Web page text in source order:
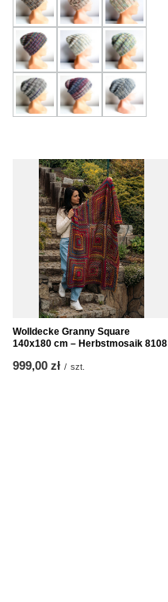
Wolldecke Granny Square
140x180 cm – Herbstmosaik 8108
999,00 zł / szt.